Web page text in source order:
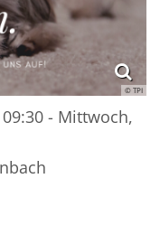
© TPI
- Mittwoch,